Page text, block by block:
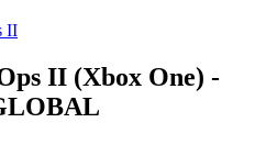
II
II (Xbox One) -